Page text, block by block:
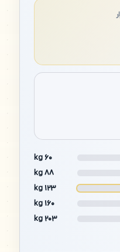
۶۰ kg
۸۸ kg
۱۲۳ kg
۱۶۰ kg
۲۰۳ kg